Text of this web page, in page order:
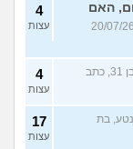
האם
(אב עובד, בן 44, כתב ב-20/07/26
4
עצות
(אלכס, בן 31, כתב
4
עצות
בת
17
עצות